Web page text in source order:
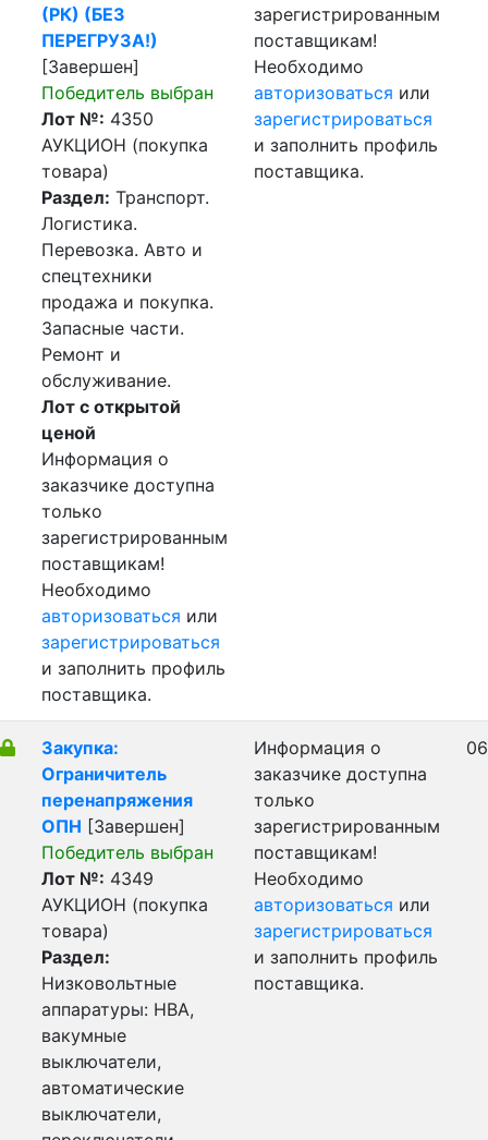
(РК) (БЕЗ
ПЕРЕГРУЗА!)
[Завершен]
Победитель выбран
Лот №: 4350
АУКЦИОН (покупка
товара)
Раздел: Транспорт.
Логистика.
Перевозка. Авто и
спецтехники
продажа и покупка.
Запасные части.
Ремонт и
обслуживание.
Лот с открытой
ценой
Информация о
заказчике доступна
только
зарегистрированным
поставщикам!
Необходимо
авторизоваться или
зарегистрироваться
и заполнить профиль
поставщика.
зарегистрированным
поставщикам!
Необходимо
авторизоваться или
зарегистрироваться
и заполнить профиль
поставщика.
Закупка:
Ограничитель
перенапряжения
ОПН [Завершен]
Победитель выбран
Лот №: 4349
АУКЦИОН (покупка
товара)
Раздел:
Низковольтные
аппаратуры: НВА,
вакумные
выключатели,
автоматические
выключатели,
Информация о
заказчике доступна
только
зарегистрированным
поставщикам!
Необходимо
авторизоваться или
зарегистрироваться
и заполнить профиль
поставщика.